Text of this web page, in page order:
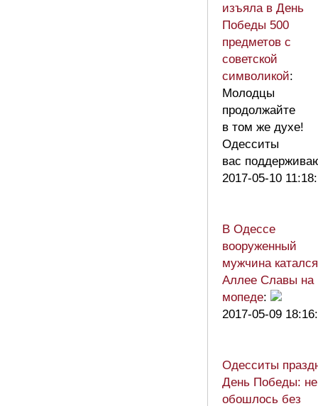
изъяла в День
Победы 500
предметов с
советской
символикой:
Молодцы
продолжайте
в том же духе!
Одесситы
вас
2017-05-10
В Одессе
вооруженный
мужчина
Аллее Славы на
мопеде:
2017-05-09
Одесситы
День Победы: не
обошлось без